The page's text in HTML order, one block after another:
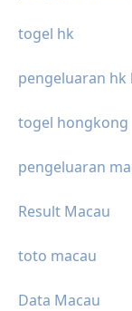
togel hk
pengeluaran hk
togel hongkong
pengeluaran
Result Macau
toto macau
Data Macau